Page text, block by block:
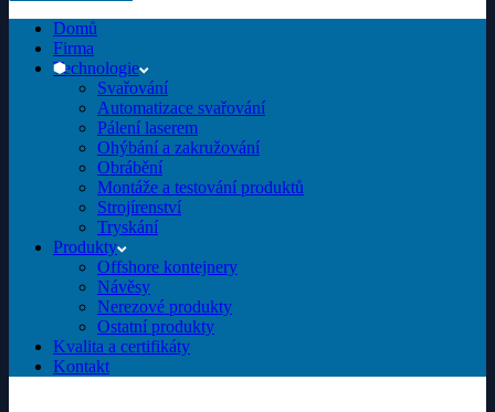
Domů
Firma
Technologie
Svařování
Automatizace svařování
Pálení laserem
Ohýbání a zakružování
Obrábění
Montáže a testování produktů
Strojírenství
Tryskání
Produkty
Offshore kontejnery
Návěsy
Nerezové produkty
Ostatní produkty
Kvalita a certifikáty
Kontakt